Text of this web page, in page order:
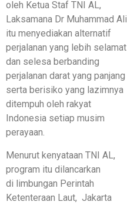
oleh Ketua Staf TNI AL,
Laksamana Dr Muhammad Ali
itu menyediakan alternatif
perjalanan yang lebih selamat
dan selesa berbanding
perjalanan darat yang panjang
serta berisiko yang lazimnya
ditempuh oleh rakyat
Indonesia setiap musim
perayaan.
Menurut kenyataan TNI AL,
program itu dilancarkan
di limbungan Perintah
Ketenteraan Laut, Jakarta